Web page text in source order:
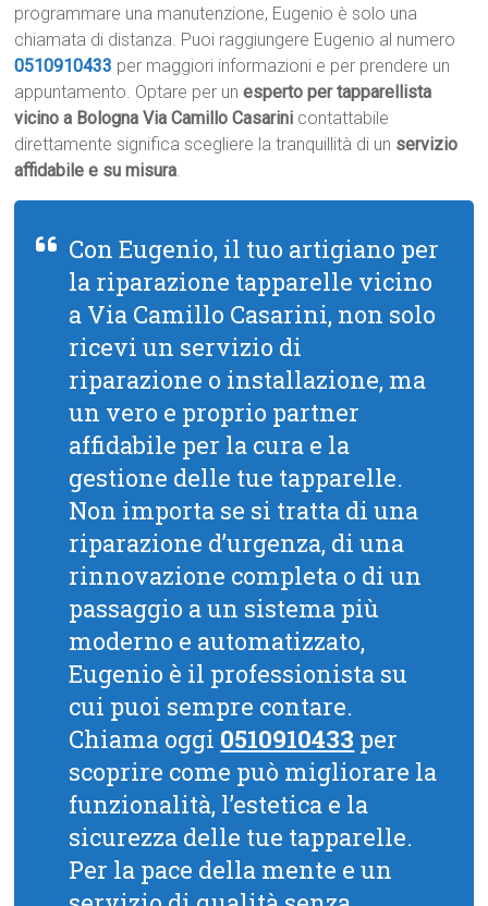
programmare una manutenzione, Eugenio è solo una
chiamata di distanza. Puoi raggiungere Eugenio al numero
0510910433 per maggiori informazioni e per prendere un
appuntamento. Optare per unesperto per tapparellista
vicino a Bologna Via Camillo Casarini contattabile
direttamente significa scegliere la tranquillità di un servizio
affidabile e su misura.
Con Eugenio, il tuo artigiano per
la riparazione tapparelle vicino
a Via Camillo Casarini, non solo
ricevi un servizio di
riparazione o installazione, ma
un vero e proprio partner
affidabile per la cura e la
gestione delle tue tapparelle.
Non importa se si tratta di una
riparazione d’urgenza, di una
rinnovazione completa o di un
passaggio a un sistema più
moderno e automatizzato,
Eugenio è il professionista su
cui puoi sempre contare.
Chiama oggi 0510910433 per
scoprire come può migliorare la
funzionalità, l’estetica e la
sicurezza delle tue tapparelle.
Per la pace della mente e un